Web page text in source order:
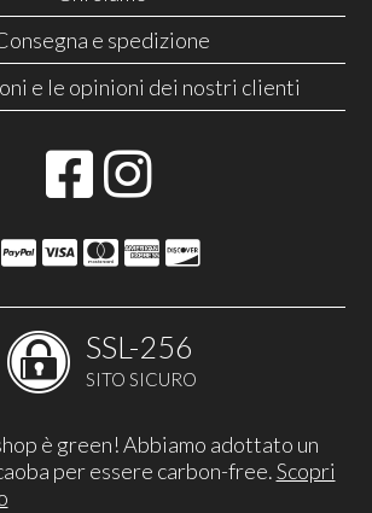
e spedizione
e le opinioni dei nostri clienti
SSL-256
SITO SICURO
è green! Abbiamo adottato un
per essere carbon-free.Scopri